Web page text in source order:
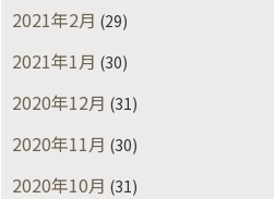
2021年2月 (29)
2021年1月 (30)
2020年12月 (31)
2020年11月 (30)
2020年10月 (31)